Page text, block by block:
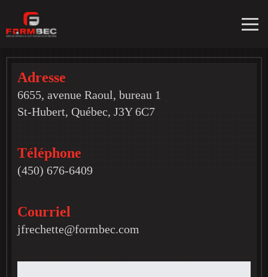
Adresse
6655, avenue Raoul, bureau 1
St-Hubert, Québec, J3Y 6C7
Téléphone
(450) 676-6409
Courriel
jfrechette@formbec.com